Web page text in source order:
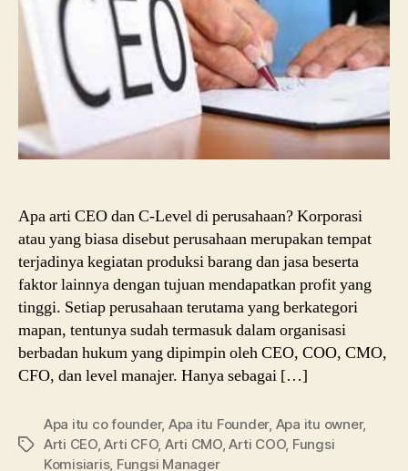
Jabatan
Strategis
Perusahaan
Apa arti CEO dan C-Level di perusahaan? Korporasi
atau yang biasa disebut perusahaan merupakan tempat
terjadinya kegiatan produksi barang dan jasa beserta
faktor lainnya dengan tujuan mendapatkan profit yang
tinggi. Setiap perusahaan terutama yang berkategori
mapan, tentunya sudah termasuk dalam organisasi
berbadan hukum yang dipimpin oleh CEO, COO, CMO,
CFO, dan level manajer. Hanya sebagai […]
Tags
Apa itu co founder, Apa itu Founder, Apa itu owner,
Arti CEO,Arti CFO, Arti CMO,Arti COO, Fungsi
Komisiaris, Fungsi Manager